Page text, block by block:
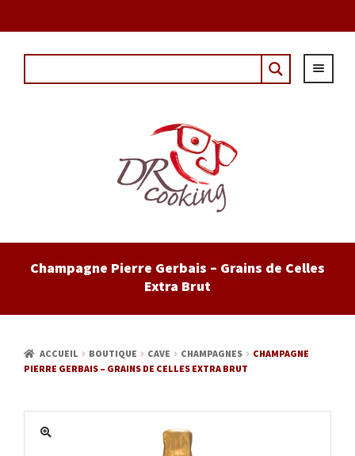
ACCUEIL
MATÉRIEL
ACTUALITÉS
Champagne Pierre Gerbais – Grains de Celles
Extra Brut
ACCUEIL BOUTIQUE CAVE CHAMPAGNES
CHAMPAGNE
PIERRE GERBAIS – GRAINS DE CELLES EXTRA BRUT